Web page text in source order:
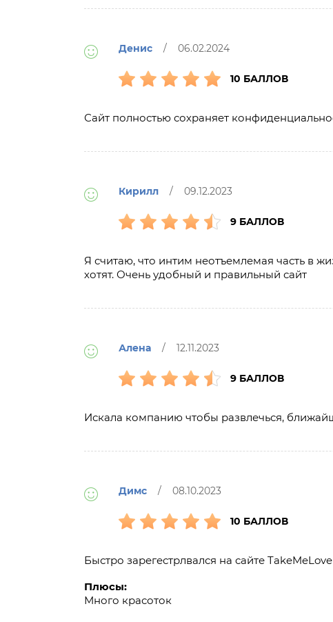
Денис / 06.02.2024
10 БАЛЛОВ
Сайт полностью сохраняет
Кирилл / 09.12.2023
9 БАЛЛОВ
Я считаю, что интим неотъемлемая часть в
хотят. Очень удобный и правильный сайт
Алена / 12.11.2023
9 БАЛЛОВ
Искала компанию чтобы развлечься,
Димс / 08.10.2023
10 БАЛЛОВ
Быстро зарегестрлвался на сайте
Плюсы:
Много красоток